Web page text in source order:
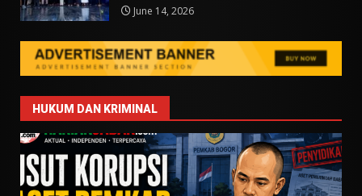
June 14, 2026
HUKUM DAN KRIMINAL